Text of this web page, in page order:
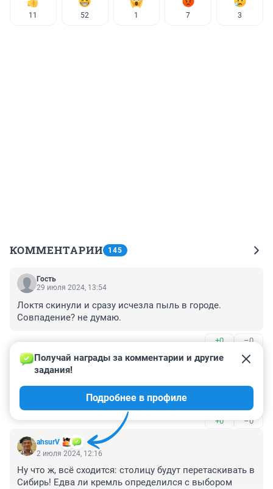
11 52 1 7 3
КОММЕНТАРИИ 145
Гость
29 июля 2024, 13:54
Локтя скинули и сразу исчезла пыль в городе.
Совпадение? не думаю.
+0 –0
Гость
2 июля 2024, 16:10
Ну то есть Тещин язык так и останется... Вместо
+0 –0
аhsurV
Получай награды за комментарии и другие
задания!
Подробнее в профиле
2 июля 2024, 12:16
Ну что ж, всё сходится: столицу будут перетаскивать в
Сибирь! Едва ли кремль определился с выбором